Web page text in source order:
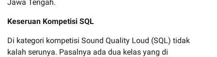
Jawa Tengah.
Keseruan Kompetisi SQL
Di kategori kompetisi Sound Quality Loud (SQL) tidak
kalah serunya. Pasalnya ada dua kelas yang di